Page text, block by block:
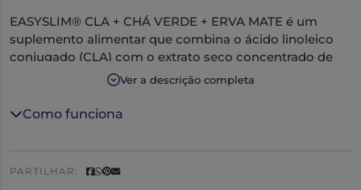
EASYSLIM® CLA + CHÁ VERDE + ERVA MATE é um
suplemento alimentar que combina o ácido linoleico
conjugado (CLA) com o extrato seco concentrado de
Chá verde (Camellia sinensis) e o extrato seco
associação com a vitamina E. Estes ingredientes atuam
originando uma diminuição do número e tamanho dos
adipócitos, o que se traduz numa diminuição da massa
Ver a descrição completa
Como funciona
PARTILHAR: